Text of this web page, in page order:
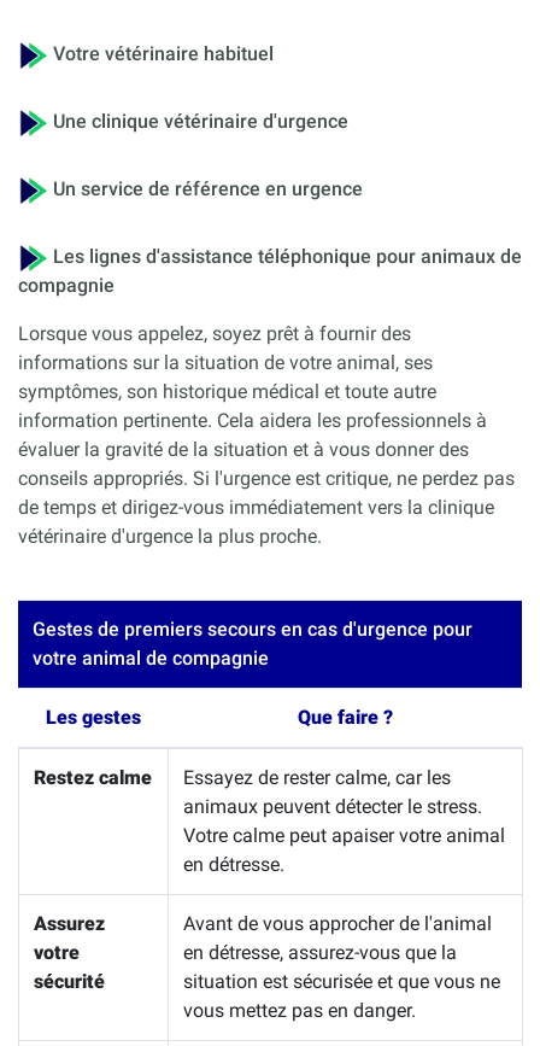
Votre vétérinaire habituel
Une clinique vétérinaire d'urgence
Un service de référence en urgence
Les lignes d'assistance téléphonique pour animaux de
compagnie
Lorsque vous appelez, soyez prêt à fournir des
informations sur la situation de votre animal, ses
symptômes, son historique médical et toute autre
information pertinente. Cela aidera les professionnels à
évaluer la gravité de la situation et à vous donner des
conseils appropriés. Si l'urgence est critique, ne perdez pas
de temps et dirigez-vous immédiatement vers la clinique
vétérinaire d'urgence la plus proche.
Gestes de premiers secours en cas d'urgence pour
votre animal de compagnie
Les gestes Que faire ?
Restez calme
Essayez de rester calme, car les
animaux peuvent détecter le stress.
Votre calme peut apaiser votre animal
en détresse.
Assurez
votre
sécurité
Avant de vous approcher de l'animal
en détresse, assurez-vous que la
situation est sécurisée et que vous ne
vous mettez pas en danger.